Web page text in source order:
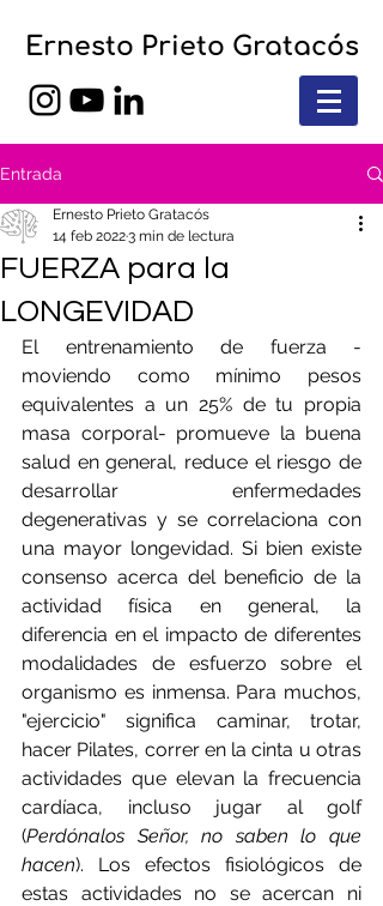
Ernesto Prieto Gratacós
Entrada
FUERZA para la
LONGEVIDAD
Ernesto Prieto Gratacós
14 feb 20223 min de lectura
El entrenamiento de fuerza -
moviendo como mínimo pesos
equivalentes a un 25% de tu propia
masa corporal- promueve la buena
salud en general, reduce el riesgo de
desarrollar enfermedades
degenerativas y se correlaciona con
una mayor longevidad. Si bien existe
consenso acerca del beneficio de la
actividad física en general, la
diferencia en el impacto de diferentes
modalidades de esfuerzo sobre el
organismo es inmensa. Para muchos,
"ejercicio" significa caminar, trotar,
hacer Pilates, correr en la cinta u otras
actividades que elevan la frecuencia
cardíaca, incluso jugar al golf
(Perdónalos Señor, no saben lo que
hacen). Los efectos fisiológicos de
estas actividades no se acercan ni